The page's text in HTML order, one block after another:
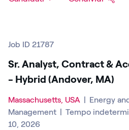
Job ID 21787
Sr. Analyst, Contract &
- Hybrid (Andover, MA)
Massachusetts, USA
Energy
Management
Tempo
10, 2026